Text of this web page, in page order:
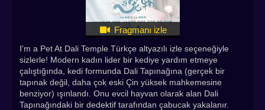
Fragmanı izle
I'm a Pet At Dali Temple Türkçe altyazılı izle seçeneğiyle
sizlerle! Modern kadın lider bir kediye yardım etmeye
çalıştığında, kedi formunda Dali Tapınağına (gerçek bir
tapınak değil, daha çok eski Çin yüksek mahkemesine
benziyor) ışınlandı. Onu evcil hayvan olarak alan Dali
Tapınağındaki bir dedektif tarafından çabucak yakalanır.